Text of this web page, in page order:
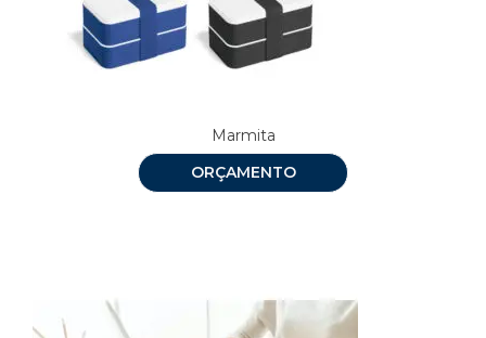
Marmita
ORÇAMENTO